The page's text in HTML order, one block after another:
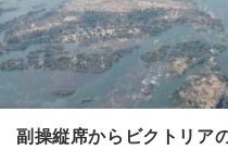
副操縦席からビクトリア